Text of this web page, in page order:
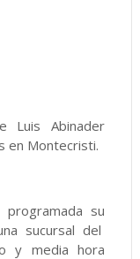
Luis Abinader
en Montecristi.
su
sucursal del
y media hora